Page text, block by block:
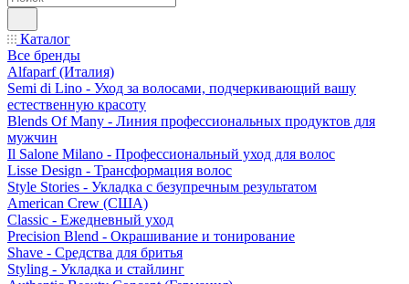
Каталог
Все бренды
Alfaparf (Италия)
Semi di Lino - Уход за волосами, подчеркивающий вашу
естественную красоту
Blends Of Many - Линия профессиональных продуктов для
мужчин
Il Salone Milano - Профессиональный уход для волос
Lisse Design - Трансформация волос
Style Stories - Укладка с безупречным результатом
American Crew (США)
Classic - Ежедневный уход
Precision Blend - Окрашивание и тонирование
Shave - Средства для бритья
Styling - Укладка и стайлинг